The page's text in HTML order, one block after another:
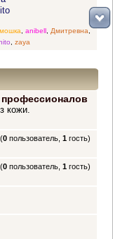
anibell, Дмитревна
zaya
кожи.
(0 пользователь,1 гость)
(0 пользователь,1 гость)